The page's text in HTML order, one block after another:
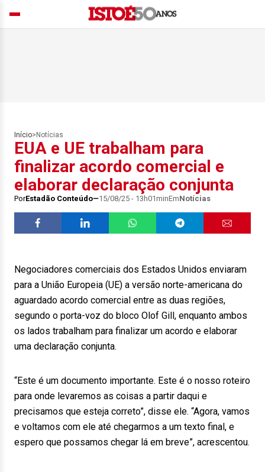
Início> Notícias
EUA e UE trabalham para
finalizar acordo comercial e
elaborar declaração conjunta
PorEstadão Conteúdo 15/08/25 - 13h01minEmNotícias
Negociadores comerciais dos Estados Unidos enviaram
para a União Europeia (UE) a versão norte-americana do
aguardado acordo comercial entre as duas regiões,
segundo o porta-voz do bloco Olof Gill, enquanto ambos
os lados trabalham para finalizar um acordo e elaborar
uma declaração conjunta.
“Este é um documento importante. Este é o nosso roteiro
para onde levaremos as coisas a partir daqui e
precisamos que esteja correto”, disse ele. “Agora, vamos
e voltamos com ele até chegarmos a um texto final, e
espero que possamos chegar lá em breve”, acrescentou.